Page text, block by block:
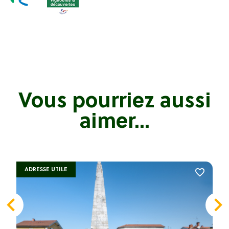
Vous pourriez aussi
aimer...
ADRESSE UTILE